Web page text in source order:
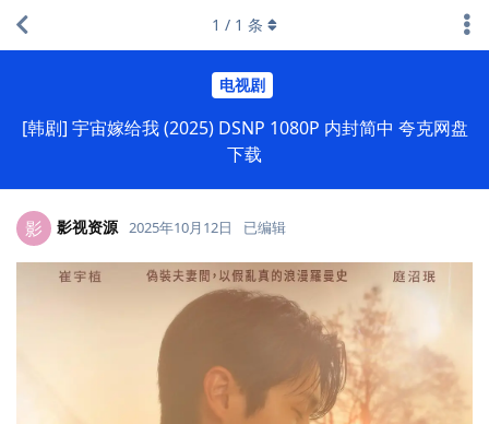
电视剧
[韩剧] 宇宙嫁给我 (2025) DSNP 1080P 内封简中 夸克网盘
下载
1 / 1 条
影 影视资源 2025年10月12日 已编辑